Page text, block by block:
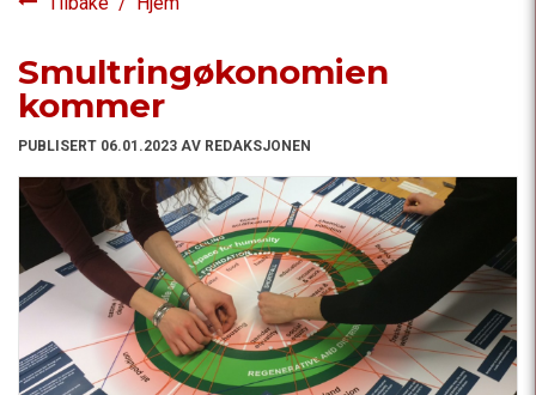
Smultringøkonomien
kommer
PUBLISERT 06.01.2023 AV REDAKSJONEN